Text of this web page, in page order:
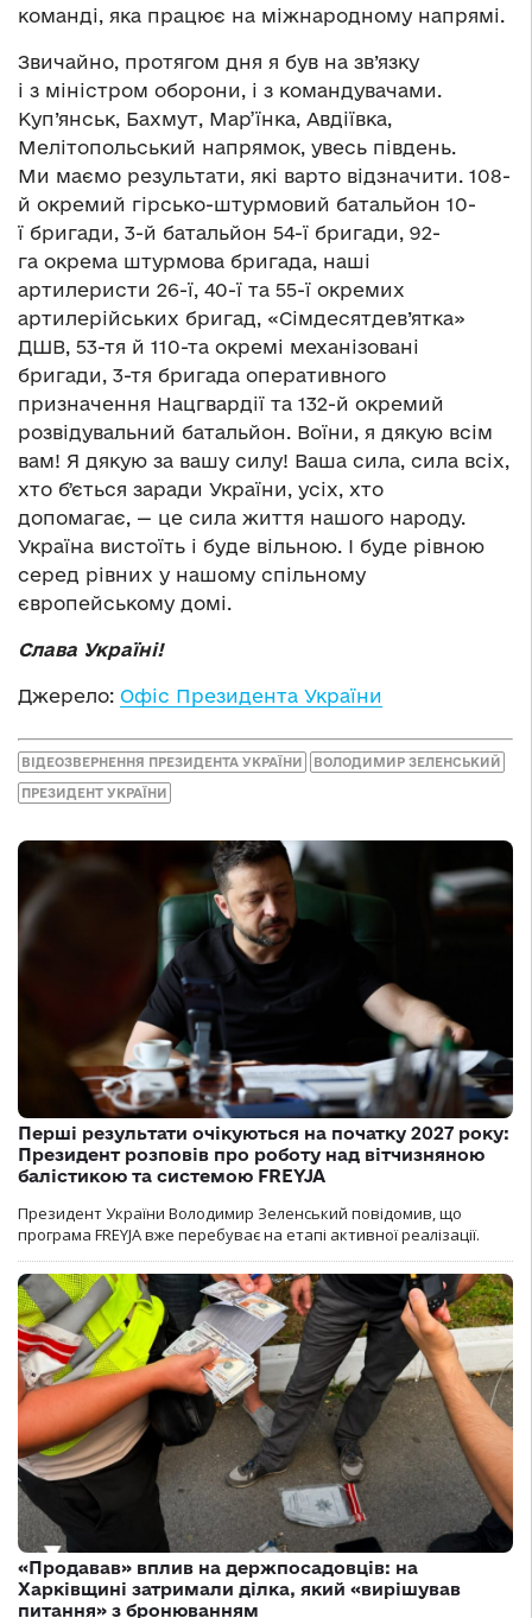
команді, яка працює на міжнародному напрямі.
Звичайно, протягом дня я був на зв’язку
і з міністром оборони, і з командувачами.
Куп’янськ, Бахмут, Мар’їнка, Авдіївка,
Мелітопольський напрямок, увесь південь.
Ми маємо результати, які варто відзначити. 108-
й окремий гірсько-штурмовий батальйон 10-
ї бригади, 3-й батальйон 54-ї бригади, 92-
га окрема штурмова бригада, наші
артилеристи 26-ї, 40-ї та 55-ї окремих
артилерійських бригад, «Сімдесятдев’ятка»
ДШВ, 53-тя й 110-та окремі механізовані
бригади, 3-тя бригада оперативного
призначення Нацгвардії та 132-й окремий
розвідувальний батальйон. Воїни, я дякую всім
вам! Я дякую за вашу силу! Ваша сила, сила всіх,
хто бʼється заради України, усіх, хто
допомагає, — це сила життя нашого народу.
Україна вистоїть і буде вільною. І буде рівною
серед рівних у нашому спільному
європейському домі.
Слава Україні!
Джерело: Офіс Президента України
ВІДЕОЗВЕРНЕННЯ ПРЕЗИДЕНТА УКРАЇНИ ВОЛОДИМИР ЗЕЛЕНСЬКИЙ
ПРЕЗИДЕНТ УКРАЇНИ
Перші результати очікуються на початку 2027 року:
Президент розповів про роботу над вітчизняною
балістикою та системою FREYJA
Президент України Володимир Зеленський повідомив, що
програма FREYJA вже перебуває на етапі активної реалізації.
«Продавав» вплив на держпосадовців: на
Харківщині затримали ділка, який «вирішував
питання» з бронюванням